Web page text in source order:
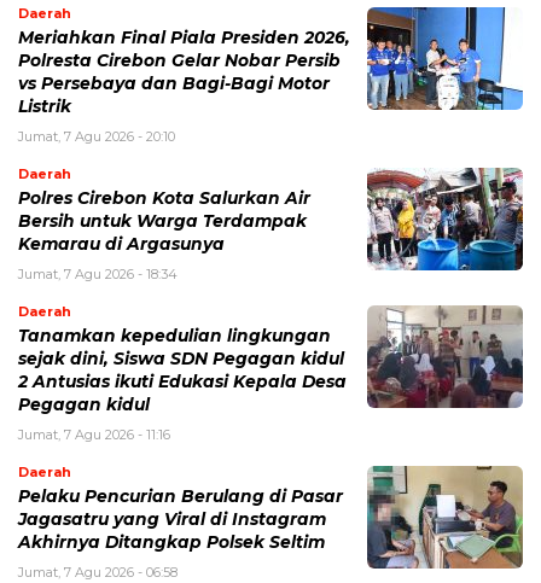
Daerah
Meriahkan Final Piala Presiden 2026,
Polresta Cirebon Gelar Nobar Persib
vs Persebaya dan Bagi-Bagi Motor
Listrik
Jumat, 7 Agu 2026 - 20:10
Daerah
Polres Cirebon Kota Salurkan Air
Bersih untuk Warga Terdampak
Kemarau di Argasunya
Jumat, 7 Agu 2026 - 18:34
Daerah
Tanamkan kepedulian lingkungan
sejak dini, Siswa SDN Pegagan kidul
2 Antusias ikuti Edukasi Kepala Desa
Pegagan kidul
Jumat, 7 Agu 2026 - 11:16
Daerah
Pelaku Pencurian Berulang di Pasar
Jagasatru yang Viral di Instagram
Akhirnya Ditangkap Polsek Seltim
Jumat, 7 Agu 2026 - 06:58